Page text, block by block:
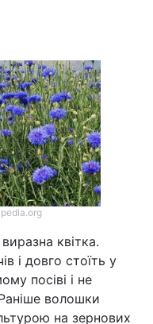
квітка.
і довго стоїть у
посіві і не
волошки
на зернових